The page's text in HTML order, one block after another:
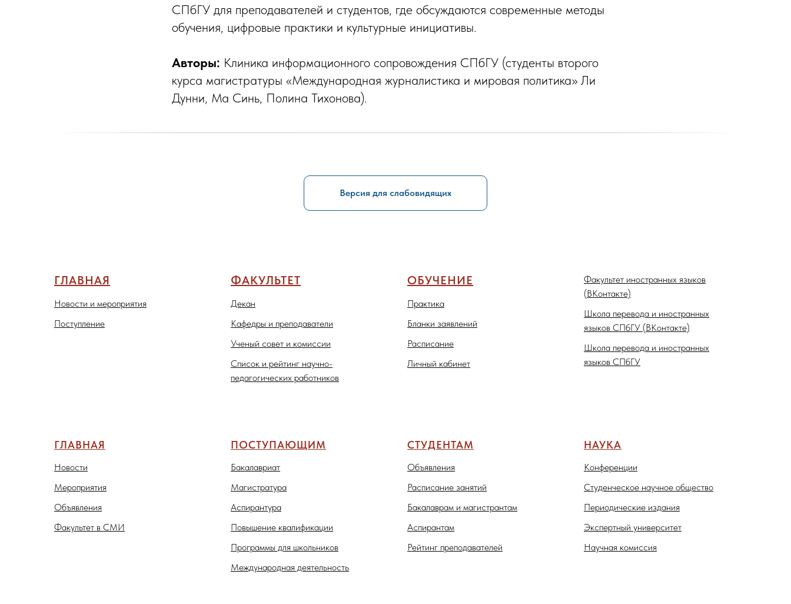
СПбГУ для преподавателей и студентов, где обсуждаются современные методы
обучения, цифровые практики и культурные инициативы.
Авторы: Клиника информационного сопровождения СПбГУ (студенты второго
курса магистратуры «Международная журналистика и мировая политика» Ли
Дунни, Ма Синь, Полина Тихонова).
Версия для слабовидящих
ГЛАВНАЯ
Новости и мероприятия
Поступление
ФАКУЛЬТЕТ
Декан
Кафедры и преподаватели
Ученый совет и комиссии
Список и рейтинг научно-
педагогических работников
ОБУЧЕНИЕ
Практика
Бланки заявлений
Расписание
Личный кабинет
Факультет иностранных языков
(ВКонтакте)
Школа перевода и иностранных
языков СПбГУ (ВКонтакте)
Школа перевода и иностранных
языков СПбГУ
ГЛАВНАЯ
Новости
Мероприятия
Объявления
Факультет в СМИ
ПОСТУПАЮЩИМ
Бакалавриат
Магистратура
Аспирантура
Повышение квалификации
Программы для школьников
Международная деятельность
СТУДЕНТАМ
Объявления
Расписание занятий
Бакалаврам и магистрантам
Аспирантам
Рейтинг преподавателей
НАУКА
Конференции
Студенческое научное общество
Периодические издания
Экспертный университет
Научная комиссия